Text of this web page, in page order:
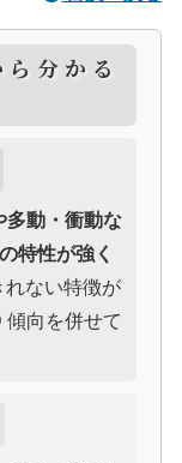
分かる
多動・衝動な
特性が強く
ない特徴が
向を併せて